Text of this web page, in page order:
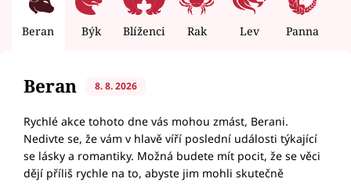
Beran Býk Blíženci Rak Lev Panna
Beran 8. 8. 2026
Rychlé akce tohoto dne vás mohou zmást, Berani.
Nedivte se, že vám v hlavě víří poslední události týkající
se lásky a romantiky. Možná budete mít pocit, že se věci
dějí příliš rychle na to, abyste jim mohli skutečně